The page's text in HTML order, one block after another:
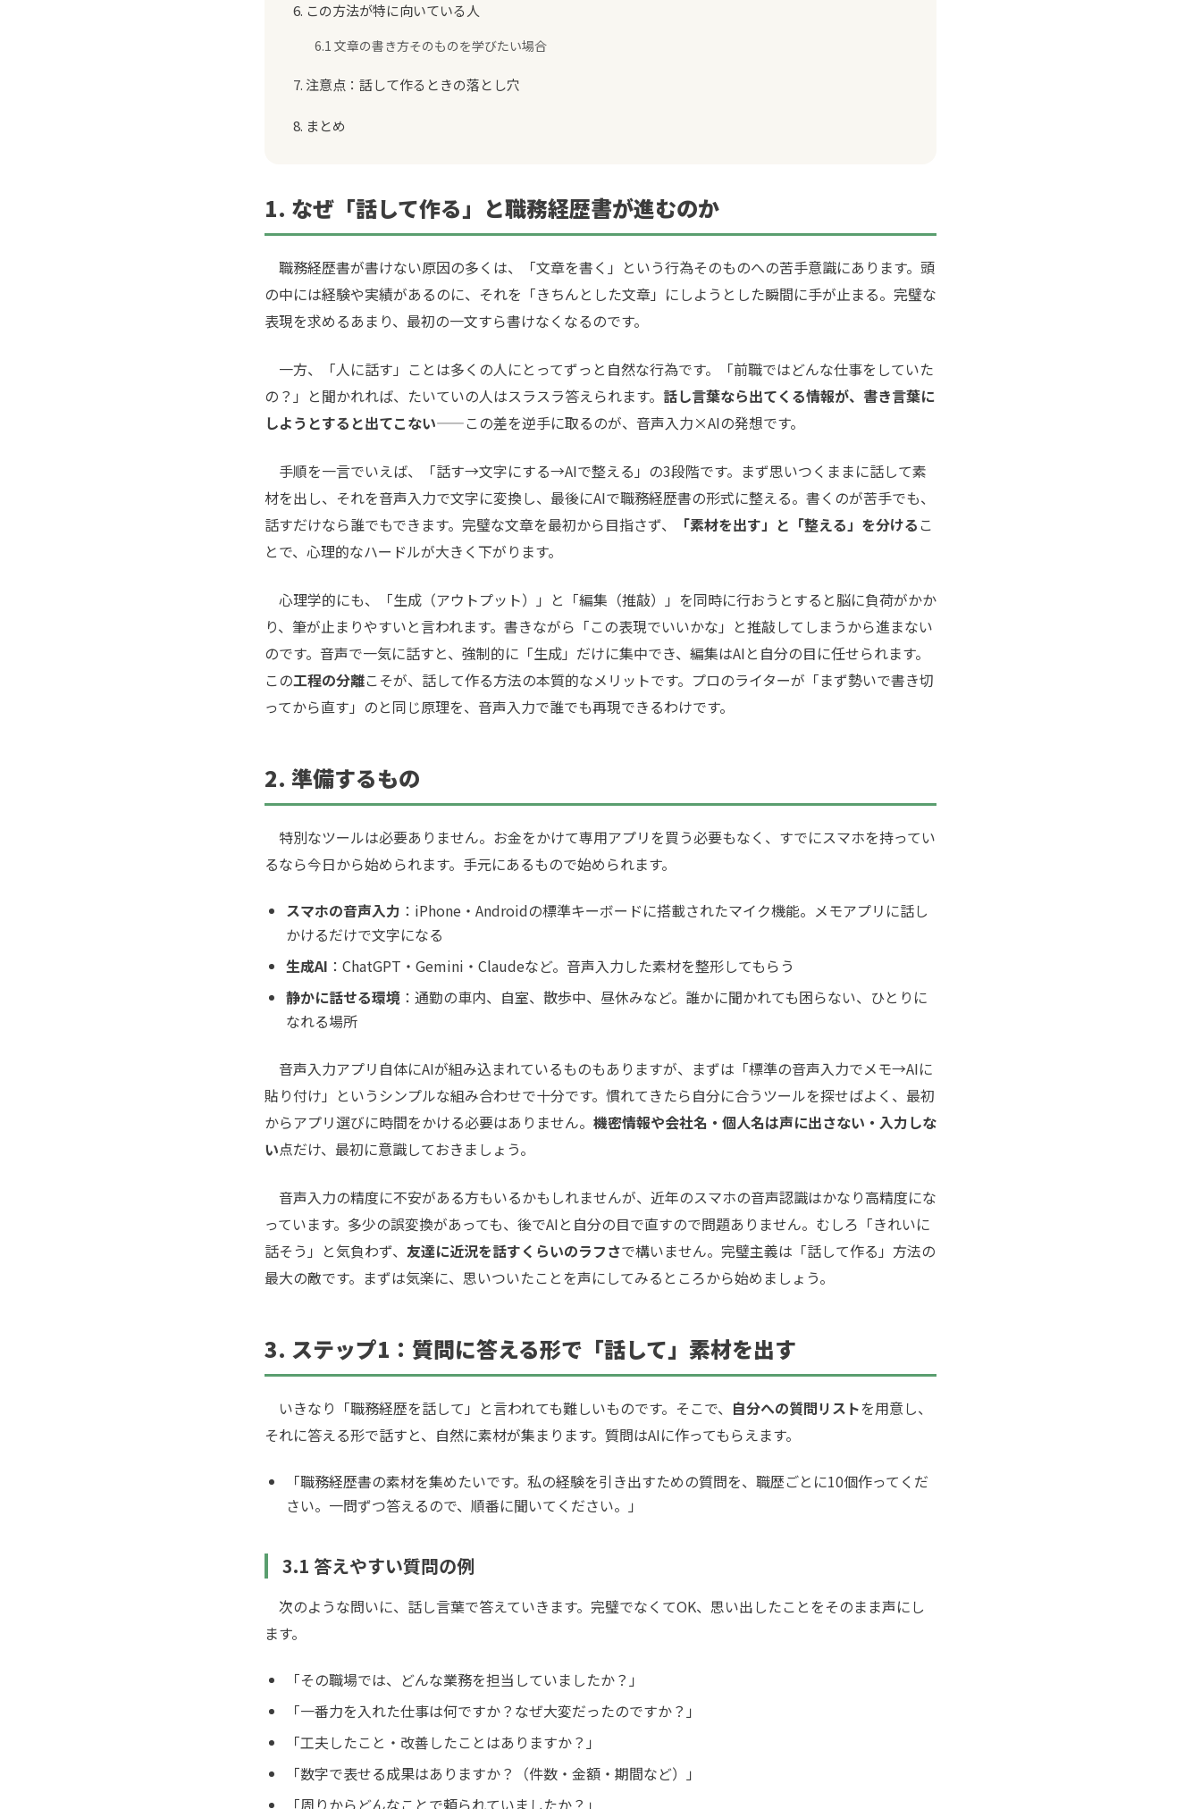
6. この方法が特に向いている人
6.1 文章の書き方そのものを学びたい場合
7. 注意点：話して作るときの落とし穴
8. まとめ
1. なぜ「話して作る」と職務経歴書が進むのか
職務経歴書が書けない原因の多くは、「文章を書く」という行為そのものへの苦手意識にあります。頭
の中には経験や実績があるのに、それを「きちんとした文章」にしようとした瞬間に手が止まる。完璧な
表現を求めるあまり、最初の一文すら書けなくなるのです。
一方、「人に話す」ことは多くの人にとってずっと自然な行為です。「前職ではどんな仕事をしていた
の？」と聞かれれば、たいていの人はスラスラ答えられます。 話し言葉なら出てくる情報が、書き言葉に
しようとすると出てこない——この差を逆手に取るのが、音声入力×AIの発想です。
手順を一言でいえば、「話す→文字にする→AIで整える」の3段階です。まず思いつくままに話して素
材を出し、それを音声入力で文字に変換し、最後にAIで職務経歴書の形式に整える。書くのが苦手でも、
話すだけなら誰でもできます。完璧な文章を最初から目指さず、
「素材を出す」と「整える」を分ける こ
とで、心理的なハードルが大きく下がります。
心理学的にも、「生成（アウトプット）」と「編集（推敲）」を同時に行おうとすると脳に負荷がかか
り、筆が止まりやすいと言われます。書きながら「この表現でいいかな」と推敲してしまうから進まない
のです。音声で一気に話すと、強制的に「生成」だけに集中でき、編集はAIと自分の目に任せられます。
この工程の分離こそが、話して作る方法の本質的なメリットです。プロのライターが「まず勢いで書き切
ってから直す」のと同じ原理を、音声入力で誰でも再現できるわけです。
2. 準備するもの
特別なツールは必要ありません。お金をかけて専用アプリを買う必要もなく、すでにスマホを持ってい
るなら今日から始められます。手元にあるもので始められます。
スマホの音声入力 ：iPhone・Androidの標準キーボードに搭載されたマイク機能。メモアプリに話し
かけるだけで文字になる
生成AI ：ChatGPT・Gemini・Claudeなど。音声入力した素材を整形してもらう
静かに話せる環境 ：通勤の車内、自室、散歩中、昼休みなど。誰かに聞かれても困らない、ひとりに
なれる場所
音声入力アプリ自体にAIが組み込まれているものもありますが、まずは「標準の音声入力でメモ→AIに
貼り付け」というシンプルな組み合わせで十分です。慣れてきたら自分に合うツールを探せばよく、最初
からアプリ選びに時間をかける必要はありません。 機密情報や会社名・個人名は声に出さない・入力しな
い点だけ、最初に意識しておきましょう。
音声入力の精度に不安がある方もいるかもしれませんが、近年のスマホの音声認識はかなり高精度にな
っています。多少の誤変換があっても、後でAIと自分の目で直すので問題ありません。むしろ「きれいに
話そう」と気負わず、 友達に近況を話すくらいのラフさで構いません。完璧主義は「話して作る」方法の
最大の敵です。まずは気楽に、思いついたことを声にしてみるところから始めましょう。
3. ステップ1：質問に答える形で「話して」素材を出す
いきなり「職務経歴を話して」と言われても難しいものです。そこで、 自分への質問リストを用意し、
それに答える形で話すと、自然に素材が集まります。質問はAIに作ってもらえます。
「職務経歴書の素材を集めたいです。私の経験を引き出すための質問を、職歴ごとに10個作ってくだ
さい。一問ずつ答えるので、順番に聞いてください。」
3.1 答えやすい質問の例
次のような問いに、話し言葉で答えていきます。完璧でなくてOK、思い出したことをそのまま声にし
ます。
「その職場では、どんな業務を担当していましたか？」
「一番力を入れた仕事は何ですか？なぜ大変だったのですか？」
「工夫したこと・改善したことはありますか？」
「数字で表せる成果はありますか？（件数・金額・期間など）」
「周りからどんなことで頼られていましたか？」